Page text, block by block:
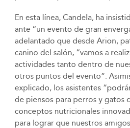
En esta línea, Candela, ha
ante “un evento de gran
adelantado que desde Arion,
canino del salón, “vamos a
actividades tanto dentro de
otros puntos del evento”.
explicado, los asistentes
de piensos para perros y gatos
conceptos nutricionales
para lograr que nuestros